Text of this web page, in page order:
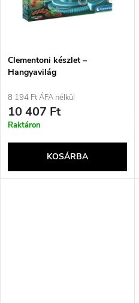
é
s
e
j
a
Clementoni készlet –
Hangyavilág
8 194 Ft ÁFA nélkül
10 407 Ft
Raktáron
KOSÁRBA